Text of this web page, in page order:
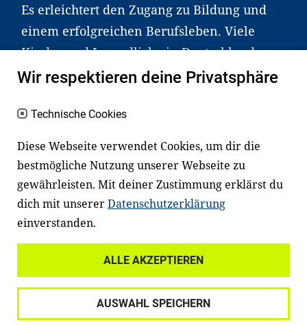
Es erleichtert den Zugang zu Bildung und
einem erfolgreichen Berufsleben. Viele
Kinder und Jugendliche in Deutschland
haben aber große Schwierigkeiten dabei.
an Familien sowie an Erzieher*innen,
Lehrer*innen und andere
Fachexpert*innen. Dafür arbeiten wir eng
mit Ministerien, wissenschaftlichen
Einrichtungen, Verbänden, Unternehmen
und anderen Stiftungen zusammen.
Datenschutz
Haftungsausschluss
Impressum
Wir respektieren deine Privatsphäre
Technische Cookies
Diese Webseite verwendet Cookies, um dir die
bestmögliche Nutzung unserer Webseite zu
gewährleisten. Mit deiner Zustimmung erklärst du
dich mit unsererDatenschutzerklärung
einverstanden.
ALLE AKZEPTIEREN
AUSWAHL SPEICHERN